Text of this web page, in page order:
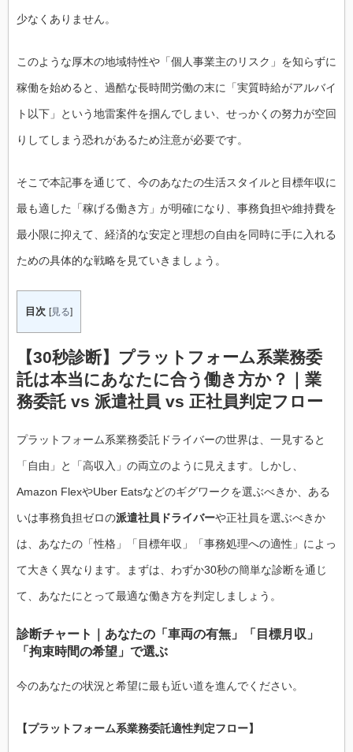
少なくありません。
このような厚木の地域特性や「個人事業主のリスク」を知らずに
稼働を始めると、過酷な長時間労働の末に「実質時給がアルバイ
ト以下」という地雷案件を掴んでしまい、せっかくの努力が空回
りしてしまう恐れがあるため注意が必要です。
そこで本記事を通じて、今のあなたの生活スタイルと目標年収に
最も適した「稼げる働き方」が明確になり、事務負担や維持費を
最小限に抑えて、経済的な安定と理想の自由を同時に手に入れる
ための具体的な戦略を見ていきましょう。
目次 [見る]
【30秒診断】プラットフォーム系業務委
託は本当にあなたに合う働き方か？｜業
務委託 vs 派遣社員 vs 正社員判定フロー
プラットフォーム系業務委託ドライバーの世界は、一見すると
「自由」と「高収入」の両立のように見えます。しかし、
Amazon FlexやUber Eatsなどのギグワークを選ぶべきか、ある
いは事務負担ゼロの派遣社員ドライバーや正社員を選ぶべきか
は、あなたの「性格」「目標年収」「事務処理への適性」によっ
て大きく異なります。まずは、わずか30秒の簡単な診断を通じ
て、あなたにとって最適な働き方を判定しましょう。
診断チャート｜あなたの「車両の有無」「目標月収」
「拘束時間の希望」で選ぶ
今のあなたの状況と希望に最も近い道を進んでください。
【プラットフォーム系業務委託適性判定フロー】